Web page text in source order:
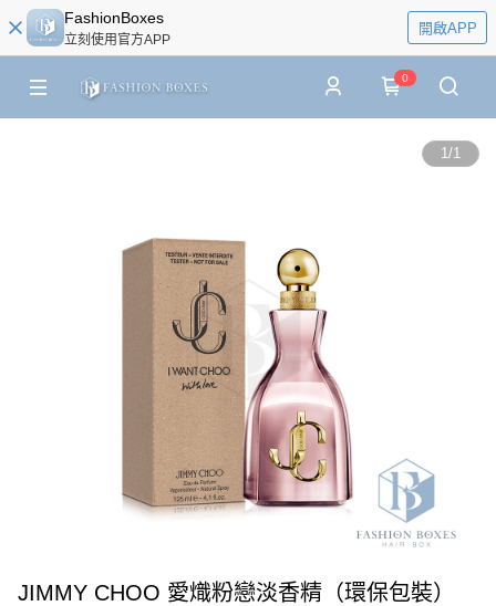
FashionBoxes
立刻使用官方APP
開啟APP
0
1/1
JIMMY CHOO 愛熾粉戀淡香精（環保包裝）